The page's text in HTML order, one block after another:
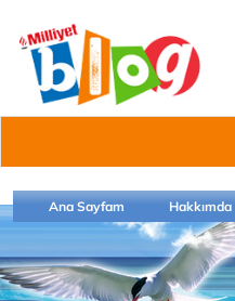
Ana Sayfam Hakkımda